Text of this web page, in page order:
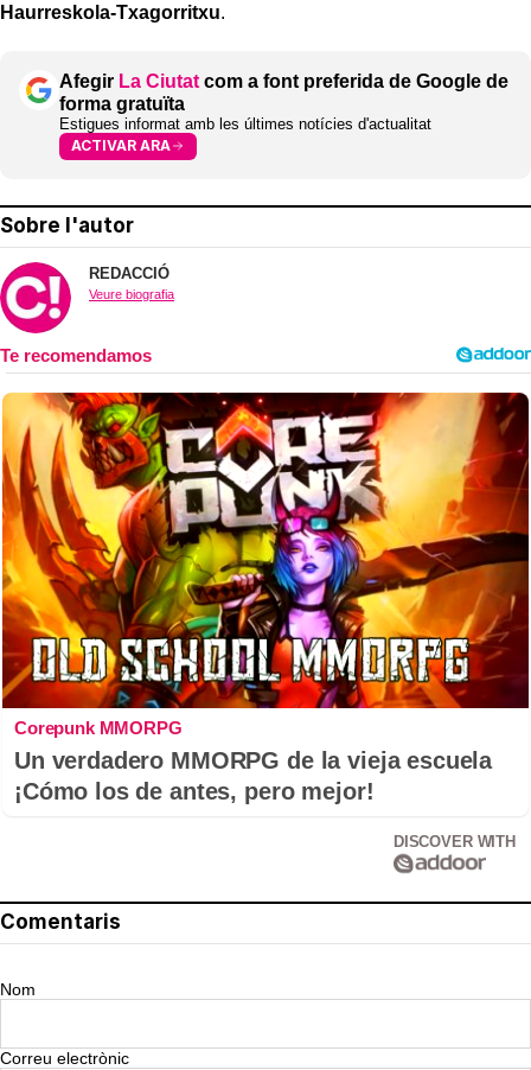
Haurreskola-Txagorritxu.
Afegir La Ciutat com a font preferida de Google de
forma gratuïta
Estigues informat amb les últimes notícies d'actualitat
ACTIVAR ARA
Sobre l'autor
REDACCIÓ
Veure biografia
Corepunk MMORPG
Un verdadero MMORPG de la vieja escuela
¡Cómo los de antes, pero mejor!
DISCOVER WITH
Comentaris
Nom
Correu electrònic